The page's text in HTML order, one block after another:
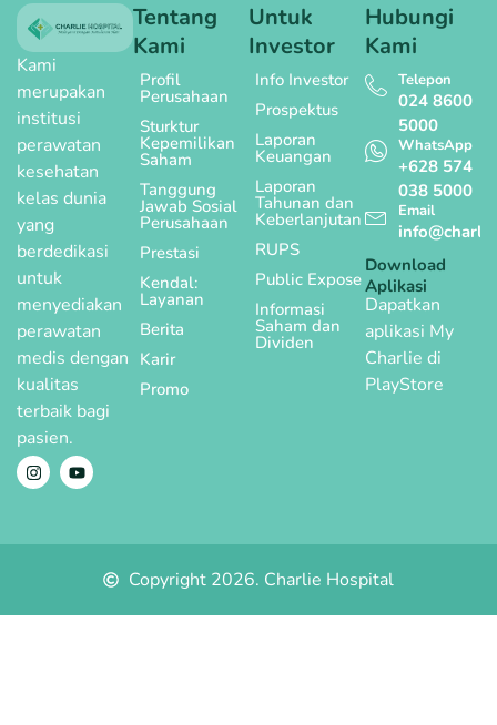
Kami
merupakan
institusi
perawatan
kesehatan
kelas dunia
yang
berdedikasi
untuk
menyediakan
perawatan
medis dengan
kualitas
terbaik bagi
pasien.
Tentang
Kami
Profil
Perusahaan
Sturktur
Kepemilikan
Saham
Tanggung
Jawab Sosial
Perusahaan
Prestasi
Kendal:
Layanan
Berita
Karir
Promo
Untuk
Investor
Info Investor
Prospektus
Laporan
Keuangan
Laporan
Tahunan dan
Keberlanjutan
RUPS
Public Expose
Informasi
Saham dan
Dividen
Hubungi
Kami
Telepon
024 8600
5000
WhatsApp
+628 574
038 5000
Email
Download
Aplikasi
Dapatkan
aplikasi My
Charlie di
PlayStore
Copyright 2026. Charlie Hospital